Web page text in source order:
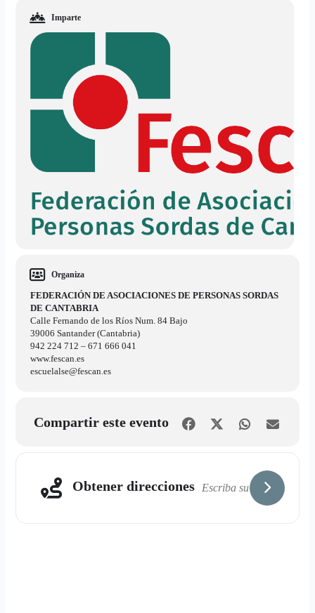
Imparte
Organiza
FEDERACIÓN DE ASOCIACIONES DE PERSONAS SORDAS
DE CANTABRIA
Calle Fernando de los Ríos Num. 84 Bajo
39006 Santander (Cantabria)
942 224 712 – 671 666 041
www.fescan.es
escuelalse@fescan.es
Compartir este evento
Obtener direcciones